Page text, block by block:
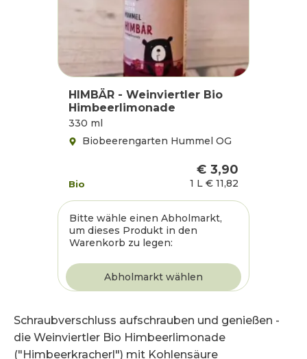
HIMBÄR - Weinviertler Bio
Himbeerlimonade
330 ml
Biobeerengarten Hummel OG
Bio
€ 3,90
1 L € 11,82
Bitte wähle einen Abholmarkt,
um dieses Produkt in den
Warenkorb zu legen:
Schraubverschluss aufschrauben und genießen -
die Weinviertler Bio Himbeerlimonade
("Himbeerkracherl") mit Kohlensäure